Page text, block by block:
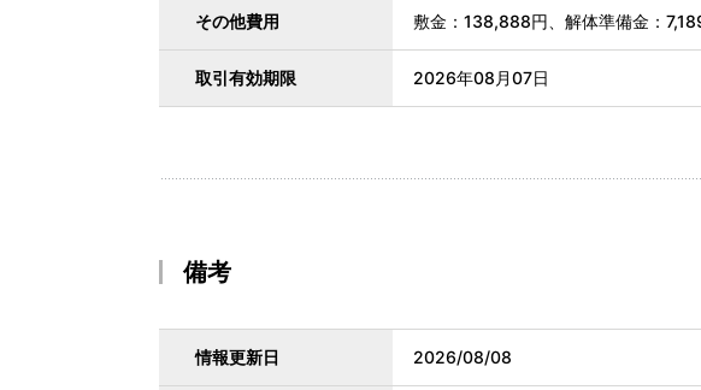
その他費用 敷金：138,888円、解体準備金：
取引有効期限 2026年08月07日
備考
情報更新日 2026/08/08